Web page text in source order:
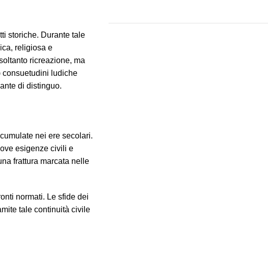
storiche. Durante tale
religiosa e
ricreazione, ma
consuetudini ludiche
di distinguo.
nei ere secolari.
esigenze civili e
frattura marcata nelle
normati. Le sfide dei
tale continuità civile